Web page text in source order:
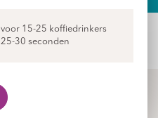
voor 15-25 koffiedrinkers
25-30 seconden